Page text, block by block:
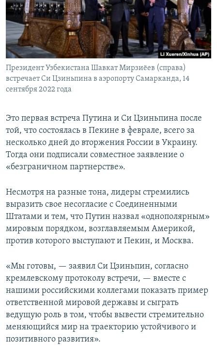
Президент Узбекистана Шавкат Мирзиёев (справа)
встречает Си Цзиньпина в аэропорту Самарканда, 14
сентября 2022 года
Это первая встреча Путина и Си Цзиньпина после
той, что состоялась в Пекине в феврале, всего за
несколько дней до вторжения России в Украину.
Тогда они подписали совместное заявление о
«безграничном партнерстве».
Несмотря на разные тона, лидеры стремились
выразить свое несогласие с Соединенными
Штатами и тем, что Путин назвал «однополярным»
мировым порядком, возглавляемым Америкой,
против которого выступают и Пекин, и Москва.
«Мы готовы, — заявил Си Цзиньпин, согласно
кремлевскому протоколу встречи, — вместе с
нашими российскими коллегами показать пример
ответственной мировой державы и сыграть
ведущую роль в том, чтобы вывести стремительно
меняющийся мир на траекторию устойчивого и
позитивного развития».